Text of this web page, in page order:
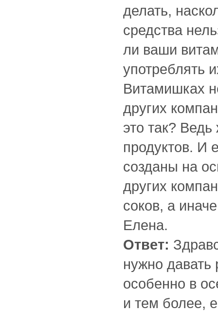
делать,
средства
ли ваши
употреблять
Витамишках
других
это так?
продуктов. И
созданы на
других
соков, а
Елена.
Ответ:
нужно давать
особенно в
и тем более,